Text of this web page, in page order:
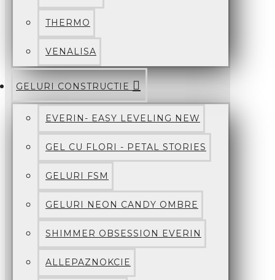
THERMO
VENALISA
GELURI CONSTRUCTIE
EVERIN- EASY LEVELING NEW
GEL CU FLORI - PETAL STORIES
GELURI FSM
GELURI NEON CANDY OMBRE
SHIMMER OBSESSION EVERIN
ALLEPAZNOKCIE